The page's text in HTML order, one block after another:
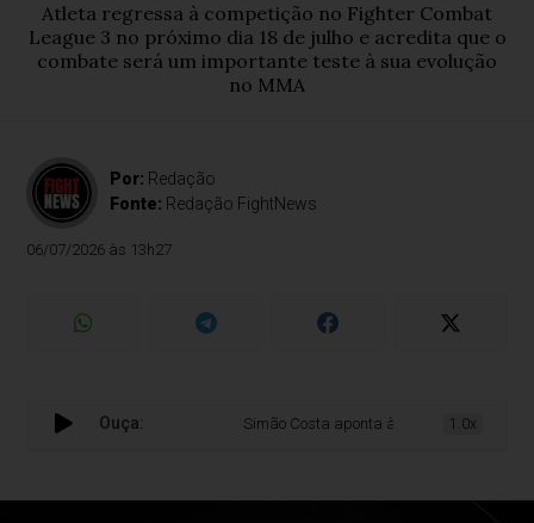
Atleta regressa à competição no Fighter Combat
League 3 no próximo dia 18 de julho e acredita que o
combate será um importante teste à sua evolução
no MMA
Por: Redação
Fonte: Redação FightNews
06/07/2026 às 13h27
Ouça: Simão Costa aponta à afirmação no
1.0x